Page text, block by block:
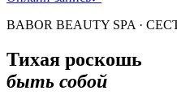
BABOR BEAUTY SPA ·
Тихая роскошь
быть собой